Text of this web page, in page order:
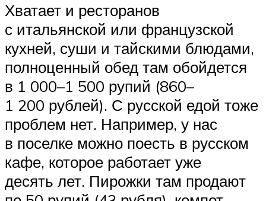
Хватает и ресторанов
с итальянской или французской
кухней, суши и тайскими блюдами,
полноценный обед там обойдется
в 1 000–1 500 рупий (860–
1 200 рублей). С русской едой тоже
проблем нет. Например, у нас
в поселке можно поесть в русском
кафе, которое работает уже
десять лет. Пирожки там продают